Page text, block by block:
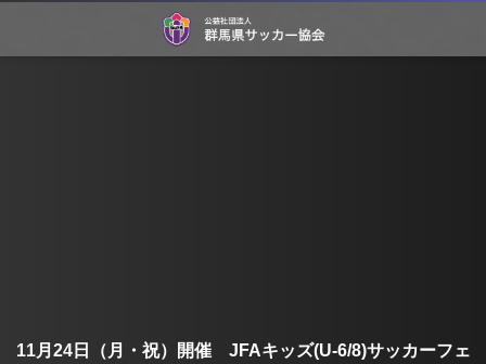
11月24日（月・祝）開催 JFAキッズ(U-6/8)サッカーフェ